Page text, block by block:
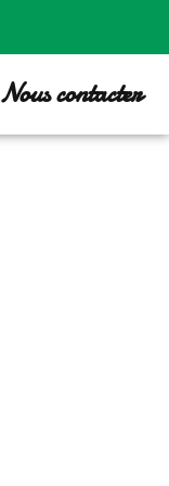
Nous contacter